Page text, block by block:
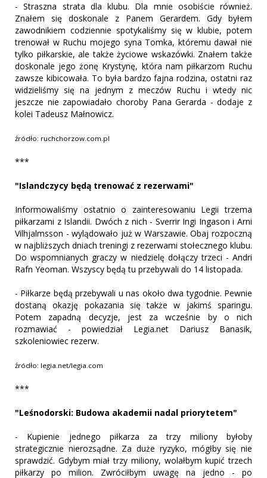
- Straszna strata dla klubu. Dla mnie osobiście również.
Znałem się doskonale z Panem Gerardem. Gdy byłem
zawodnikiem codziennie spotykaliśmy się w klubie, potem
trenował w Ruchu mojego syna Tomka, któremu dawał nie
tylko piłkarskie, ale także życiowe wskazówki. Znałem także
doskonale jego żonę Krystynę, która nam piłkarzom Ruchu
zawsze kibicowała. To była bardzo fajna rodzina, ostatni raz
widzieliśmy się na jednym z meczów Ruchu i wtedy nic
jeszcze nie zapowiadało choroby Pana Gerarda - dodaje z
kolei Tadeusz Małnowicz.
źródło: ruchchorzow.com.pl
***
"Islandczycy będą trenować z rezerwami"
Informowaliśmy ostatnio o zainteresowaniu Legii trzema
piłkarzami z Islandii. Dwóch z nich - Sverrir Ingi Ingason i Arni
Vilhjalmsson - wylądowało już w Warszawie. Obaj rozpoczną
w najbliższych dniach treningi z rezerwami stołecznego klubu.
Do wspomnianych graczy w niedzielę dołączy trzeci - Andri
Rafn Yeoman. Wszyscy będą tu przebywali do 14 listopada.
- Piłkarze będą przebywali u nas około dwa tygodnie. Pewnie
dostaną okazję pokazania się także w jakimś sparingu.
Potem zapadną decyzje, jest za wcześnie by o nich
rozmawiać - powiedział Legia.net Dariusz Banasik,
szkoleniowiec rezerw.
źródło: legia.net/legia.com
***
"Leśnodorski: Budowa akademii nadal priorytetem"
- Kupienie jednego piłkarza za trzy miliony byłoby
strategicznie nierozsądne. Za duże ryzyko, mógłby się nie
sprawdzić. Gdybym miał trzy miliony, wolałbym kupić trzech
piłkarzy po milion. Zwróciłbym uwagę na jedno - po